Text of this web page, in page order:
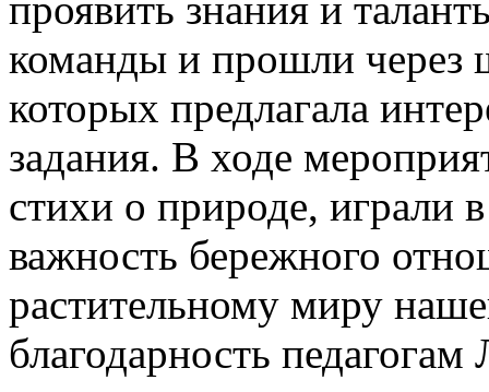
команды и прошли через
которых предлагала
задания. В ходе
стихи о природе, играли
важность бережного
растительному миру
благодарность